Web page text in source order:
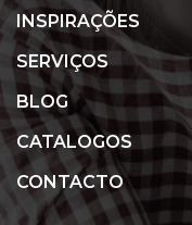
INSPIRAÇÕES
SERVIÇOS
BLOG
CATALOGOS
CONTACTO